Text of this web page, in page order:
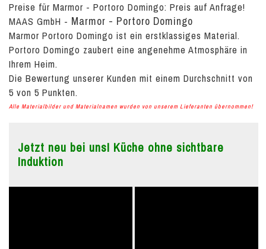
Preise für Marmor - Portoro Domingo: Preis auf Anfrage!
MAAS GmbH - Marmor - Portoro Domingo
Marmor Portoro Domingo ist ein erstklassiges Material.
Portoro Domingo zaubert eine angenehme Atmosphäre in
Ihrem Heim.
Die Bewertung unserer Kunden mit einem Durchschnitt von
5 von 5 Punkten.
Alle Materialbilder und Materialnamen wurden von unserem Lieferanten übernommen!
Jetzt neu bei uns! Küche ohne sichtbare
Induktion